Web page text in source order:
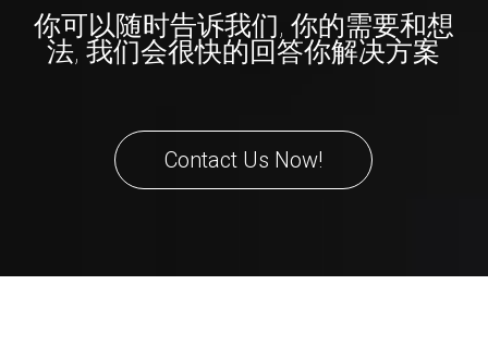
你可以随时告诉我们, 你的需要和想
法, 我们会很快的回答你解决方案
Contact Us Now!